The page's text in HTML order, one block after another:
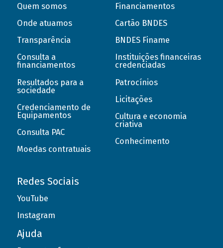
Quem somos
Onde atuamos
Transparência
Consulta a
financiamentos
Resultados para a
sociedade
Credenciamento de
Equipamentos
Consulta PAC
Moedas contratuais
Financiamentos
Cartão BNDES
BNDES Finame
Instituições financeiras
credenciadas
Patrocínios
Licitações
Cultura e economia
criativa
Conhecimento
Redes Sociais
YouTube
Instagram
Ajuda